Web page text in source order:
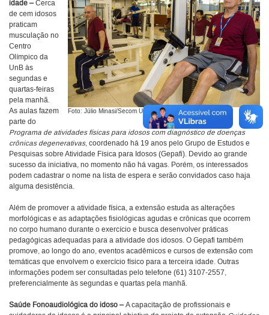
Foto: Júlio Minasi/Secom UnB
idade –Cerca
de cem idosos
praticam
musculação no
Centro
Olímpico da
UnB às
segundas e
quartas-feiras
pela manhã.
As aulas fazem
parte do
Programa de atividades físicas para idosos com diagnóstico de doenças
crônicas degenerativas, coordenado há 19 anos pelo Grupo de Estudos e
Pesquisas sobre Atividade Física para Idosos (Gepafi). Devido ao grande
sucesso da iniciativa, no momento não há vagas. Porém, os interessados
podem cadastrar o nome na lista de espera e serão convidados caso haja
alguma desistência.
Além de promover a atividade física, a extensão estuda as alterações
morfológicas e as adaptações fisiológicas agudas e crônicas que ocorrem
no corpo humano durante o exercício e busca desenvolver práticas
pedagógicas adequadas para a atividade dos idosos. O Gepafi também
promove, ao longo do ano, eventos acadêmicos e cursos de extensão com
temáticas que envolvem o exercício físico para a terceira idade. Outras
informações podem ser consultadas pelo telefone (61) 3107-2557,
preferencialmente às segundas e quartas pela manhã.
Saúde Fonoaudiológica do idoso –A capacitação de profissionais e